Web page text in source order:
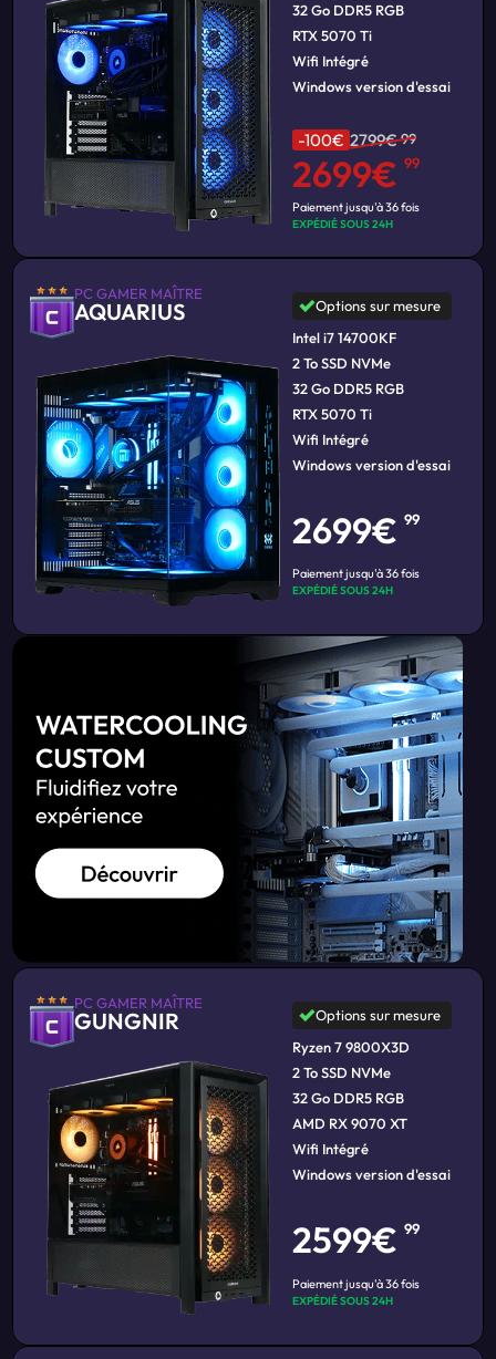
32 Go DDR5 RGB
RTX 5070 Ti
Wifi Intégré
Windows version d'essai
-100€ 2799€99
2699€99
Paiement jusqu'à 36 fois
EXPÉDIÉ SOUS 24H
PC GAMER MAÎTRE
AQUARIUS
Options sur mesure
Intel i7 14700KF
2 To SSD NVMe
32 Go DDR5 RGB
RTX 5070 Ti
Wifi Intégré
Windows version d'essai
2699€99
Paiement jusqu'à 36 fois
EXPÉDIÉ SOUS 24H
PC GAMER MAÎTRE
GUNGNIR
Options sur mesure
Ryzen 7 9800X3D
2 To SSD NVMe
32 Go DDR5 RGB
AMD RX 9070 XT
Wifi Intégré
Windows version d'essai
2599€99
Paiement jusqu'à 36 fois
EXPÉDIÉ SOUS 24H